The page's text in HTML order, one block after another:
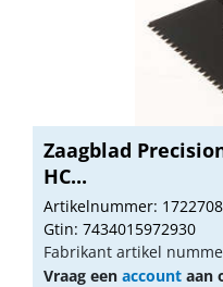
Zaagblad
HC...
Artikelnummer: 1722708
Gtin: 7434015972930
Fabrikant artikel
Vraag een account aan